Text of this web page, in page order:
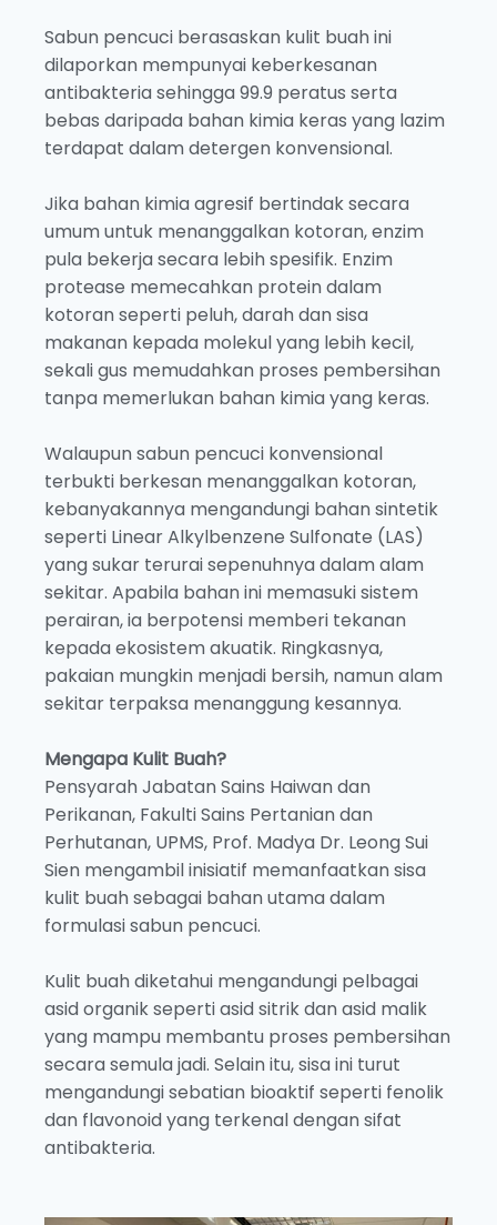
Sabun pencuci berasaskan kulit buah ini
dilaporkan mempunyai keberkesanan
antibakteria sehingga 99.9 peratus serta
bebas daripada bahan kimia keras yang lazim
terdapat dalam detergen konvensional.
Jika bahan kimia agresif bertindak secara
umum untuk menanggalkan kotoran, enzim
pula bekerja secara lebih spesifik. Enzim
protease memecahkan protein dalam
kotoran seperti peluh, darah dan sisa
makanan kepada molekul yang lebih kecil,
sekali gus memudahkan proses pembersihan
tanpa memerlukan bahan kimia yang keras.
Walaupun sabun pencuci konvensional
terbukti berkesan menanggalkan kotoran,
kebanyakannya mengandungi bahan sintetik
seperti Linear Alkylbenzene Sulfonate (LAS)
yang sukar terurai sepenuhnya dalam alam
sekitar. Apabila bahan ini memasuki sistem
perairan, ia berpotensi memberi tekanan
kepada ekosistem akuatik. Ringkasnya,
pakaian mungkin menjadi bersih, namun alam
sekitar terpaksa menanggung kesannya.
Mengapa Kulit Buah?
Pensyarah Jabatan Sains Haiwan dan
Perikanan, Fakulti Sains Pertanian dan
Perhutanan, UPMS, Prof. Madya Dr. Leong Sui
Sien mengambil inisiatif memanfaatkan sisa
kulit buah sebagai bahan utama dalam
formulasi sabun pencuci.
Kulit buah diketahui mengandungi pelbagai
asid organik seperti asid sitrik dan asid malik
yang mampu membantu proses pembersihan
secara semula jadi. Selain itu, sisa ini turut
mengandungi sebatian bioaktif seperti fenolik
dan flavonoid yang terkenal dengan sifat
antibakteria.